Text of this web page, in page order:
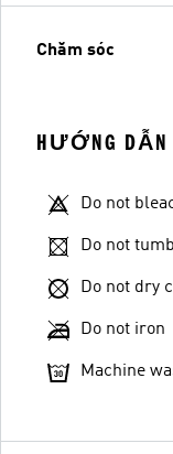
Chăm sóc
HƯỚNG DẪN
Do not
Do not
Do not dry
Do not iron
Machine